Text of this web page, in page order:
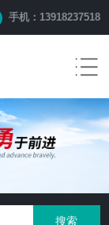
手机：13918237518